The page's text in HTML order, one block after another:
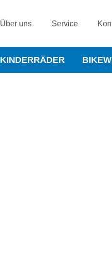
Über uns Service
KINDERRÄDER